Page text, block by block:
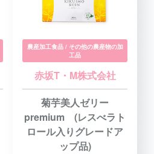
農産加工食品 / その他の農産物の加
工品
赤坂T・M株式会社
菊芋美人ゼリー
premium (レスべラト
ロール入りグレードア
ップ品)